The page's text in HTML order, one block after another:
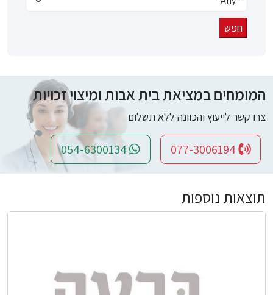
המומחים במציאת בית אבות ומיצוי זכויות
צרו קשר לייעוץ והכוונה ללא תשלום
תוצאות נוספות